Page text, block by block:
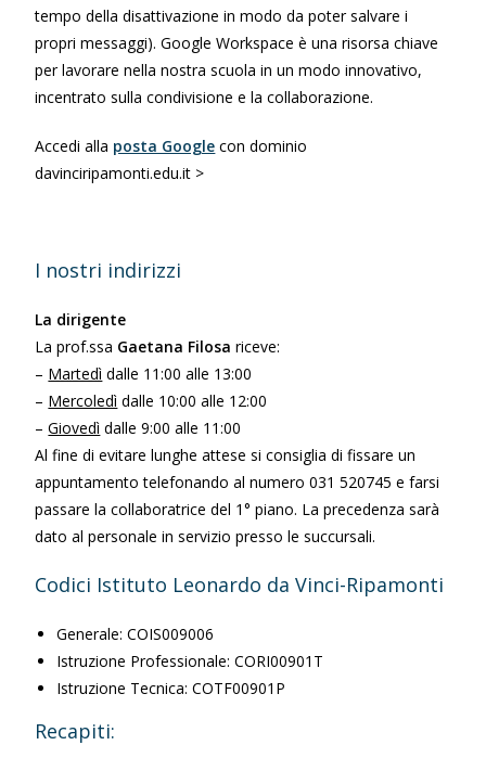
tempo della disattivazione in modo da poter salvare i
propri messaggi). Google Workspace è una risorsa chiave
per lavorare nella nostra scuola in un modo innovativo,
incentrato sulla condivisione e la collaborazione.
Accedi alla posta Google con dominio
davinciripamonti.edu.it >
I nostri indirizzi
La dirigente
La prof.ssa Gaetana Filosa riceve:
– Martedì dalle 11:00 alle 13:00
– Mercoledì dalle 10:00 alle 12:00
–Giovedì dalle 9:00 alle 11:00
Al fine di evitare lunghe attese si consiglia di fissare un
appuntamento telefonando al numero 031 520745 e farsi
passare la collaboratrice del 1° piano. La precedenza sarà
dato al personale in servizio presso le succursali.
Codici Istituto Leonardo da Vinci-Ripamonti
Generale: COIS009006
Istruzione Professionale: CORI00901T
Istruzione Tecnica: COTF00901P
Recapiti: